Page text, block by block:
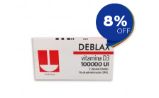
8%
OFF